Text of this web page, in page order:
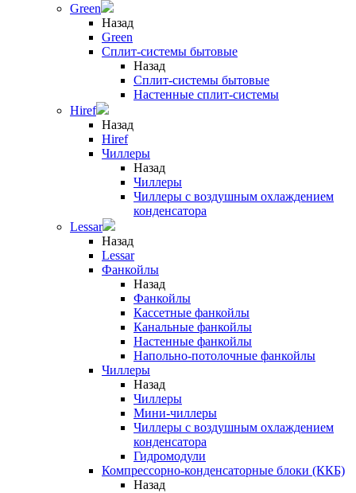
Green
Назад
Green
Сплит-системы бытовые
Назад
Сплит-системы бытовые
Настенные сплит-системы
Hiref
Назад
Hiref
Чиллеры
Назад
Чиллеры
Чиллеры с воздушным охлаждением
конденсатора
Lessar
Назад
Lessar
Фанкойлы
Назад
Фанкойлы
Кассетные фанкойлы
Канальные фанкойлы
Настенные фанкойлы
Напольно-потолочные фанкойлы
Чиллеры
Назад
Чиллеры
Мини-чиллеры
Чиллеры с воздушным охлаждением
конденсатора
Гидромодули
Компрессорно-конденсаторные блоки (ККБ)
Назад